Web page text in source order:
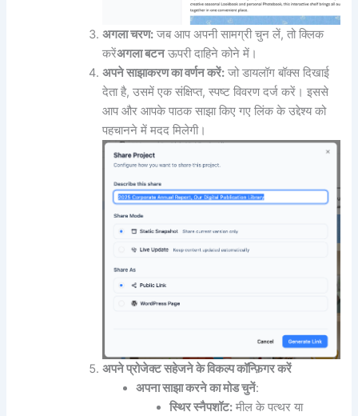
अगला चरण: जब आप अपनी सामग्री चुन लें, तो क्लिक
करेंअगला बटनऊपरी दाहिने कोने में।
अपने साझाकरण का वर्णन करें: जो डायलॉग बॉक्स दिखाई
देता है, उसमें एक संक्षिप्त, स्पष्ट विवरण दर्ज करें। इससे
आप और आपके पाठक साझा किए गए लिंक के उद्देश्य को
पहचानने में मदद मिलेगी।
अपने प्रोजेक्ट सहेजने के विकल्प कॉन्फ़िगर करें
अपना साझा करने का मोड चुनें:
स्थिर स्नैपशॉट:मील के पत्थर या